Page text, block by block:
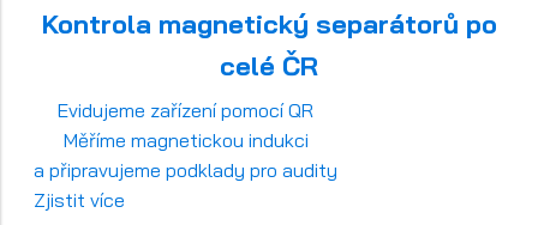
Kontrola magnetický separátorů po
celé ČR
Evidujeme zařízení pomocí QR
Měříme magnetickou indukci
a připravujeme podklady pro audity
Zjistit více